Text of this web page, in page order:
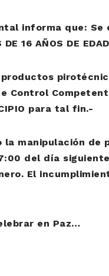
informa que: Se
16 AÑOS DE
productos
Control
para tal fin.-
manipulación de
del día
El
en Paz…